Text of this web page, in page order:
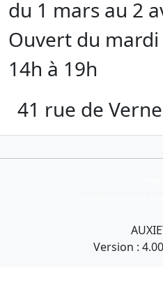
du 1 mars au 2
Ouvert du
14h à 19h
41 rue de
Version :